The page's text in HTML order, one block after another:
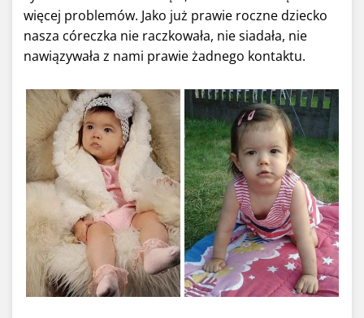
więcej problemów. Jako już prawie roczne dziecko
nasza córeczka nie raczkowała, nie siadała, nie
nawiązywała z nami prawie żadnego kontaktu.